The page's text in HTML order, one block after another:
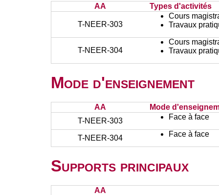
AA Types d'activités
T-NEER-303
Cours
Travaux
T-NEER-304
Cours
Travaux
Mode d'enseignement
AA
Mode
T-NEER-303
Face à face
T-NEER-304 Face à face
Supports principaux
AA